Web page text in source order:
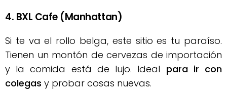
4. BXL Cafe (Manhattan)
Si te va el rollo belga, este sitio es tu paraíso.
Tienen un montón de cervezas de importación
y la comida está de lujo. Ideal para ir con
colegas y probar cosas nuevas.